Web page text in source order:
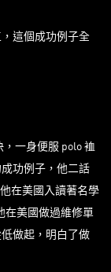
這個成功例子全
一身便服 polo 裇
功例子，他二話
在美國入讀著名學
在美國做過維修單
做起，明白了做